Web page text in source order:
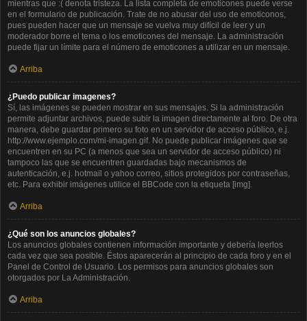
mientras que :( denota tristeza. La lista completa de emoticones puede verse
en el formulario de publicación. Trate de no abusar del uso de emoticonos,
pues pueden hacer que un mensaje se vuelva muy difícil de leer y un
moderador borre el tema o los emoticones del mensaje. La administración
puede fijar un límite para el número de emoticones a utilizar en un mensaje.
Arriba
¿Puedo publicar imagenes?
Sí, las imágenes se pueden mostrar en sus mensajes. Si la administración
permite adjuntar archivos, puede subir la imagen directamente al foro. De otra
manera, debe guardar primero su foto en un servidor de acceso público, e.j.
http://www.ejemplo.com/mi-imagen.gif. No puede publicar imágenes que se
encuentren en su PC (a menos que sea un servidor de acceso público) ni
tampoco las que se encuentren guardadas bajo mecanismos de
autenticación, e.j. hotmail o yahoo correo, sitios protegidos por contraseñas,
etc. Para exhibir imágenes utilice el BBCode con la etiqueta [img].
Arriba
¿Qué son los anuncios globales?
Los anuncios globales contienen información importante y debería leerlos
cada vez que sea posible. Éstos aparecerán al principio de cada foro y en el
Panel de Control de Usuario. Los permisos para anuncios globales son
otorgados por La Administración.
Arriba